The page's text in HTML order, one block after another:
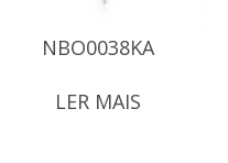
NBO0038KA
LER MAIS